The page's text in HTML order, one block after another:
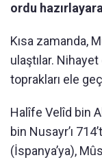
ordu
Kısa zamanda,
ulaştılar. Nihayet
toprakları ele
Halîfe Velîd bin
bin Nusayr’ı
(İspanya’ya),